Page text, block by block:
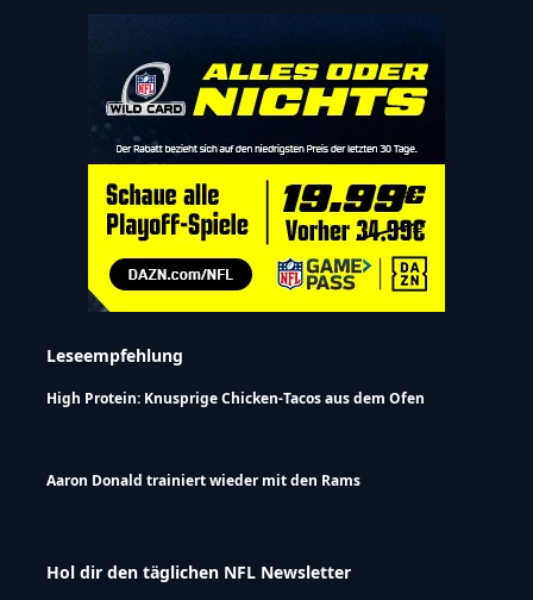
Leseempfehlung
High Protein: Knusprige Chicken-Tacos aus dem Ofen
Aaron Donald trainiert wieder mit den Rams
Hol dir den täglichen NFL Newsletter